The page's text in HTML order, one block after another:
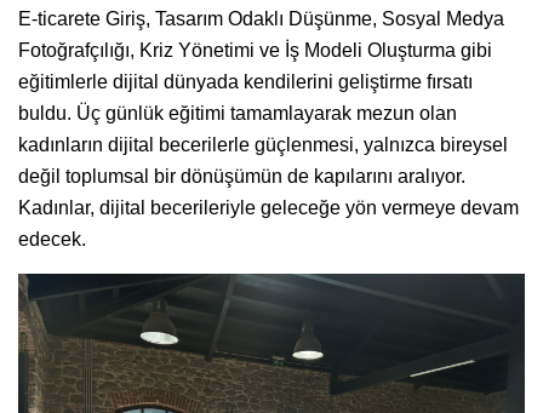
E-ticarete Giriş, Tasarım Odaklı Düşünme, Sosyal Medya
Fotoğrafçılığı, Kriz Yönetimi ve İş Modeli Oluşturma gibi
eğitimlerle dijital dünyada kendilerini geliştirme fırsatı
buldu. Üç günlük eğitimi tamamlayarak mezun olan
kadınların dijital becerilerle güçlenmesi, yalnızca bireysel
değil toplumsal bir dönüşümün de kapılarını aralıyor.
Kadınlar, dijital becerileriyle geleceğe yön vermeye devam
edecek.